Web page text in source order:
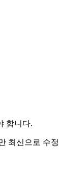
합니다.
최신으로 수정